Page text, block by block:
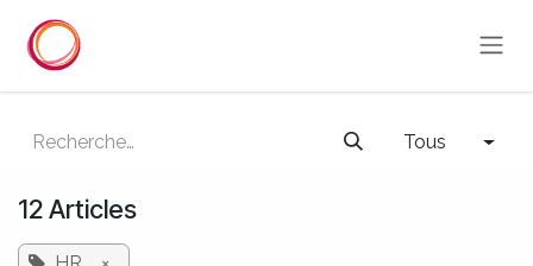
Tous
12 Articles